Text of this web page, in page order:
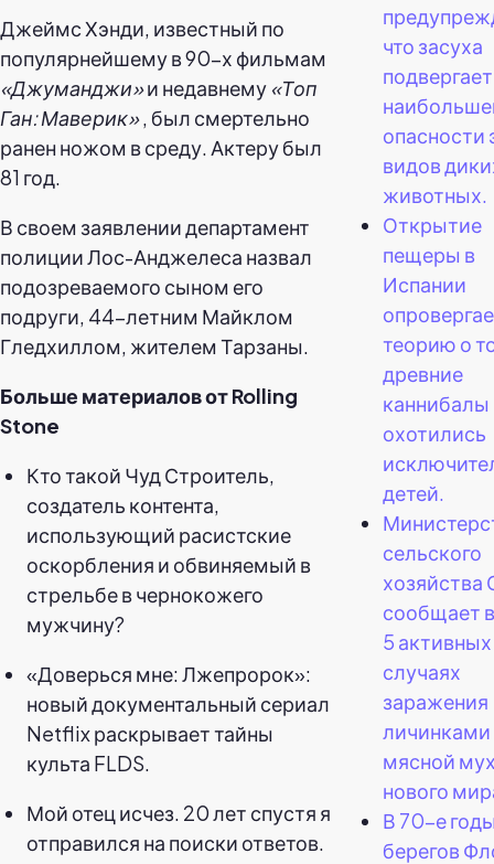
Джеймс Хэнди, известный по
популярнейшему в 90-х фильмам
«Джуманджи»и недавнему «Топ
Ган: Маверик», был смертельно
ранен ножом в среду. Актеру был
81 год.
В своем заявлении департамент
полиции Лос-Анджелеса назвал
подозреваемого сыном его
подруги, 44-летним Майклом
Гледхиллом, жителем Тарзаны.
Больше материалов от Rolling
Stone
Кто такой Чуд Строитель,
создатель контента,
использующий расистские
оскорбления и обвиняемый в
стрельбе в чернокожего
мужчину?
«Доверься мне: Лжепророк»:
новый документальный сериал
Netflix раскрывает тайны
культа FLDS.
Мой отец исчез. 20 лет спустя я
отправился на поиски ответов.
что засуха
подвергает
опасности
видов
животных.
Открытие
пещеры в
Испании
теорию о
древние
каннибалы
охотились
детей.
сельского
сообщает
5 активных
случаях
заражения
личинками
мясной
нового
В 70-е
берегов